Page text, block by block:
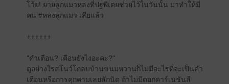
โว้ย! ยายลูกแมวหลงที่ปฐพีเคยช่วยไว้ในวันนั้น มาทำให้มี
คน #หลงลูกแมว เสียแล้ว
++++++
"คำเตือน? เตือนยังไงอะคะ?"
ดูอย่างไรสโนว์โกลบบ้านขนมหวานก็ไม่มีอะไรที่จะเป็นคำ
เตือนหรือการคุกคามเลยสักนิด ถ้าไม่มีดอกคาร์เนชันสี